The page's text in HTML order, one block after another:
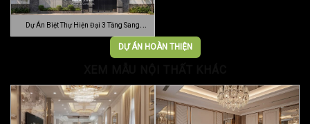
Dự Án Biệt Thự Hiện Đại 3 Tầng Sang
DỰ ÁN HOÀN THIỆN